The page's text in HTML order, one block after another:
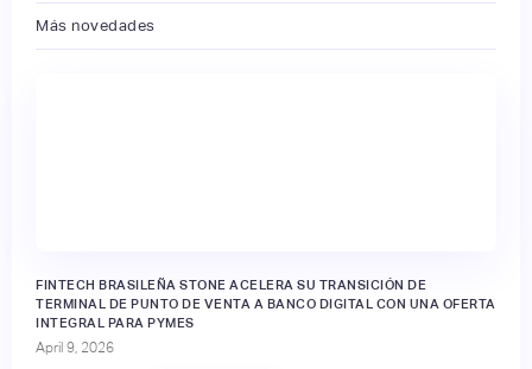
Más novedades
FINTECH BRASILEÑA STONE ACELERA SU TRANSICIÓN DE
TERMINAL DE PUNTO DE VENTA A BANCO DIGITAL CON UNA OFERTA
INTEGRAL PARA PYMES
April 9, 2026